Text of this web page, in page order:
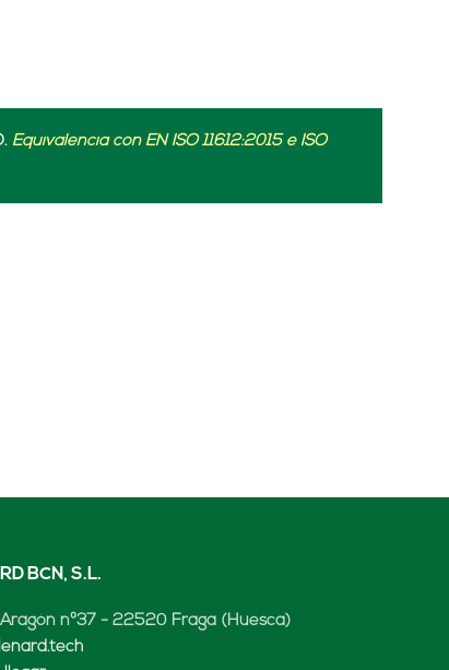
Equivalencia con EN ISO 11612:2015 e ISO
BCN, S.L.
nº37 - 22520 Fraga (Huesca)